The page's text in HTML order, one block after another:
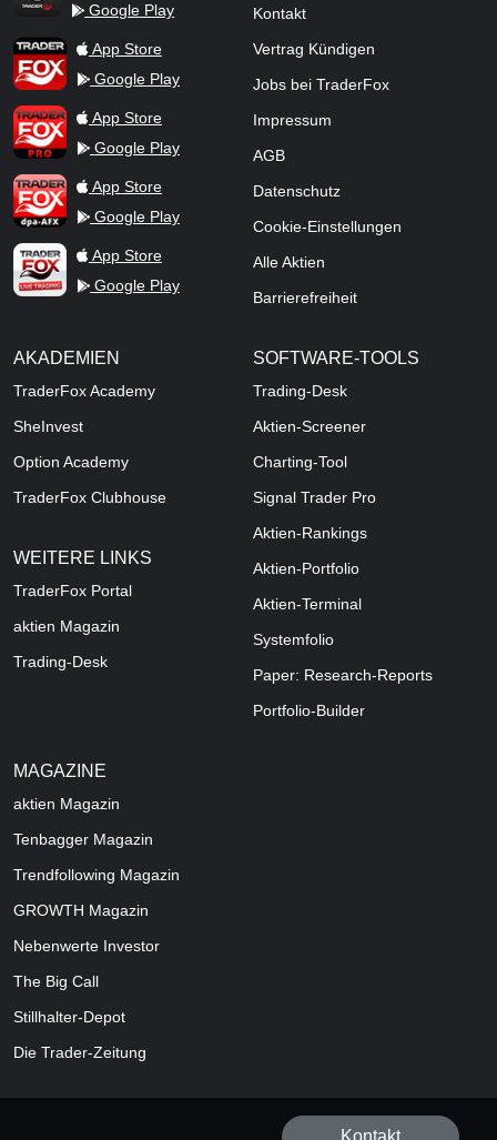
TraderFox Flash
Google Play
TraderFox AppApp Store
Google Play
TraderFox ProApp Store
Google Play
TraderFox dpa-AFX ProFeed
App Store
Google Play
TraderFox Live Trading
App Store
Google Play
Kontakt
Vertrag Kündigen
Jobs bei TraderFox
Impressum
AGB
Datenschutz
Cookie-Einstellungen
Alle Aktien
Barrierefreiheit
AKADEMIEN
TraderFox Academy
SheInvest
Option Academy
TraderFox Clubhouse
WEITERE LINKS
TraderFox Portal
aktien Magazin
Trading-Desk
SOFTWARE-TOOLS
Trading-Desk
Aktien-Screener
Charting-Tool
Signal Trader Pro
Aktien-Rankings
Aktien-Portfolio
Aktien-Terminal
Systemfolio
Paper: Research-Reports
Portfolio-Builder
MAGAZINE
aktien Magazin
Tenbagger Magazin
Trendfollowing Magazin
GROWTH Magazin
Nebenwerte Investor
The Big Call
Stillhalter-Depot
Die Trader-Zeitung